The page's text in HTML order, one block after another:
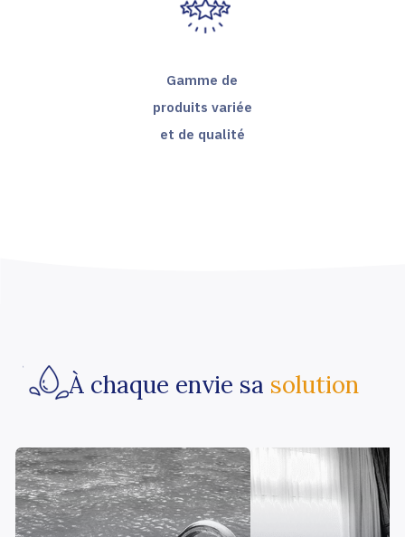
Gamme de
produits variée
et de qualité
À chaque envie sa solution